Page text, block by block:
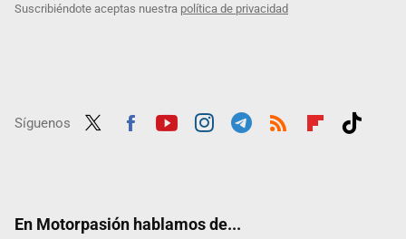
Suscribiéndote aceptas nuestra política de privacidad
Síguenos
En Motorpasión hablamos de...